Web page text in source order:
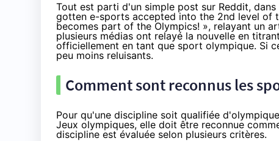
Tout est parti d'un simple post sur Reddit,
gotten e-sports accepted into the 2nd level of
becomes part of the Olympics! », relayant un
plusieurs médias ont relayé la nouvelle en
officiellement en tant que sport olympique. Si
peu moins reluisants.
Comment sont reconnus les
Pour qu'une discipline soit qualifiée
Jeux olympiques, elle doit être reconnue
discipline est évaluée selon plusieurs critères.